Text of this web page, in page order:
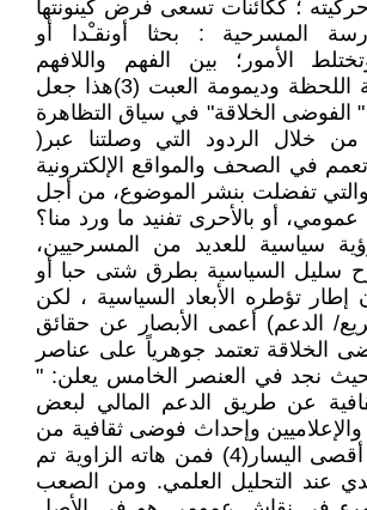
؛ ككائنات تسعى فرض كينونتها
المسرحية : بحثا أونقـْدا أو
الأمور؛ بين الفهم واللافهم
الممزوج بسوريالية اللحظة وديمومة العبت (3)هذا جعل
" الفوضى الخلاقة" في سياق التظاهرة
من خلال الردود التي وصلتنا عبر(
في الصحف والمواقع الإلكترونية
والتي تفضلت بنشر الموضوع، من أجل
أو بالأحرى تفنيد ما ورد منا؟
سياسية للعديد من المسرحيين،
سليل السياسية بطرق شتى حبا أو
إطار تؤطره الأبعاد السياسية ، لكن
الدعم) أعمى الأبصار عن حقائق
الخلاقة تعتمد جوهرياً على عناصر
بحيث نجد في العنصر الخامس يعلن: "
عن طريق الدعم المالي لبعض
والإعلاميين وإحداث فوضى ثقافية من
أقصى اليمين إلى أقصى اليسار(4) فمن هاته الزاوية تم
عند التحليل العلمي. ومن الصعب